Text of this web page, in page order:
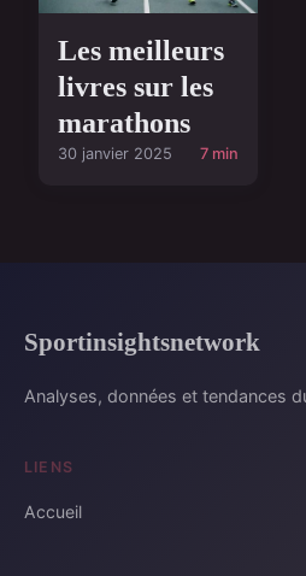
Les meilleurs
livres sur les
marathons
30 janvier 2025 7 min
Sportinsightsnetwork
Analyses, données et tendances
LIENS
Accueil